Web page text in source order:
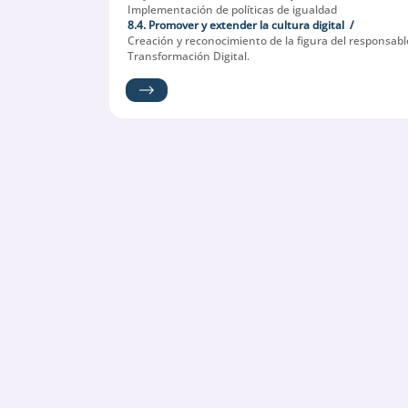
Implementación de políticas de igualdad
8.4. Promover y extender la cultura digital
Creación y reconocimiento de la figura del
Transformación Digital.